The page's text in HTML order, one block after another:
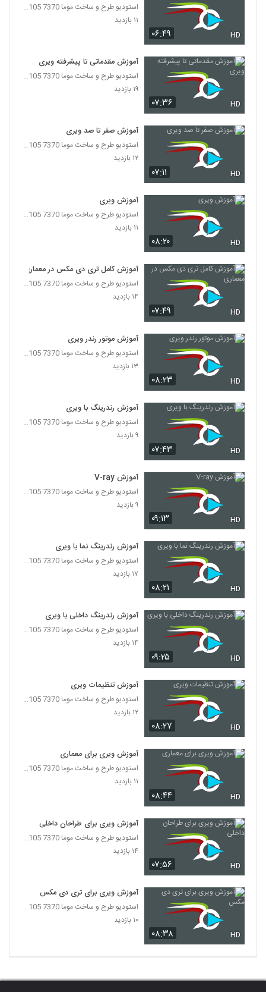
۰۶:۴۹ HD
استودیو طرح و ساخت موما 7370 7105-021
۱۱ بازدید
۰۷:۳۶ HD
آموزش مقدماتی تا پیشرفته ویری
استودیو طرح و ساخت موما 7370 7105-021
۱۹ بازدید
۰۷:۱۱ HD
آموزش صفر تا صد ویری
استودیو طرح و ساخت موما 7370 7105-021
۱۲ بازدید
۰۸:۲۰ HD
آموزش ویری
استودیو طرح و ساخت موما 7370 7105-021
۱۱ بازدید
۰۷:۴۹ HD
آموزش کامل تری دی مکس در معماری
استودیو طرح و ساخت موما 7370 7105-021
۱۴ بازدید
۰۸:۲۳ HD
آموزش موتور رندر ویری
استودیو طرح و ساخت موما 7370 7105-021
۱۳ بازدید
۰۷:۴۳ HD
آموزش رندرینگ با ویری
استودیو طرح و ساخت موما 7370 7105-021
۹ بازدید
۰۹:۱۳ HD
آموزش V-ray
استودیو طرح و ساخت موما 7370 7105-021
۹ بازدید
۰۸:۲۱ HD
آموزش رندرینگ نما با ویری
استودیو طرح و ساخت موما 7370 7105-021
۱۷ بازدید
۰۹:۲۵ HD
آموزش رندرینگ داخلی با ویری
استودیو طرح و ساخت موما 7370 7105-021
۱۴ بازدید
۰۸:۲۷ HD
آموزش تنظیمات ویری
استودیو طرح و ساخت موما 7370 7105-021
۱۲ بازدید
۰۸:۴۴ HD
آموزش ویری برای معماری
استودیو طرح و ساخت موما 7370 7105-021
۱۱ بازدید
۰۷:۵۶ HD
آموزش ویری برای طراحان داخلی
استودیو طرح و ساخت موما 7370 7105-021
۱۴ بازدید
۰۸:۳۸ HD
آموزش ویری برای تری دی مکس
استودیو طرح و ساخت موما 7370 7105-021
۱۰ بازدید